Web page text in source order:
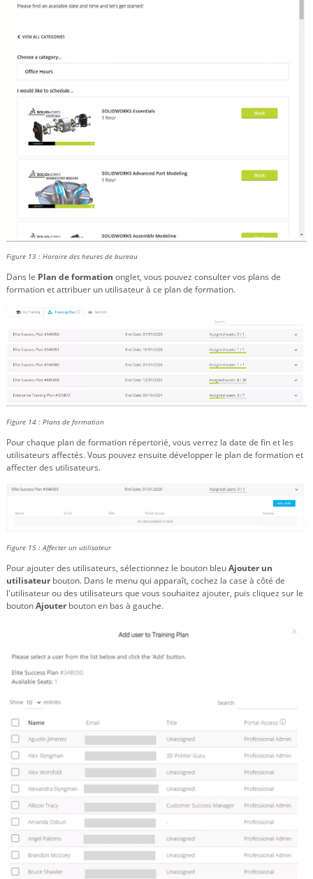
Figure 13 : Horaire des heures de bureau
Dans le Plan de formation onglet, vous pouvez consulter vos plans de
formation et attribuer un utilisateur à ce plan de formation.
Figure 14 : Plans de formation
Pour chaque plan de formation répertorié, vous verrez la date de fin et les
utilisateurs affectés. Vous pouvez ensuite développer le plan de formation et
affecter des utilisateurs.
Figure 15 : Affecter un utilisateur
Pour ajouter des utilisateurs, sélectionnez le bouton bleuAjouter un
utilisateur bouton. Dans le menu qui apparaît, cochez la case à côté de
l'utilisateur ou des utilisateurs que vous souhaitez ajouter, puis cliquez sur le
boutonAjouter bouton en bas à gauche.